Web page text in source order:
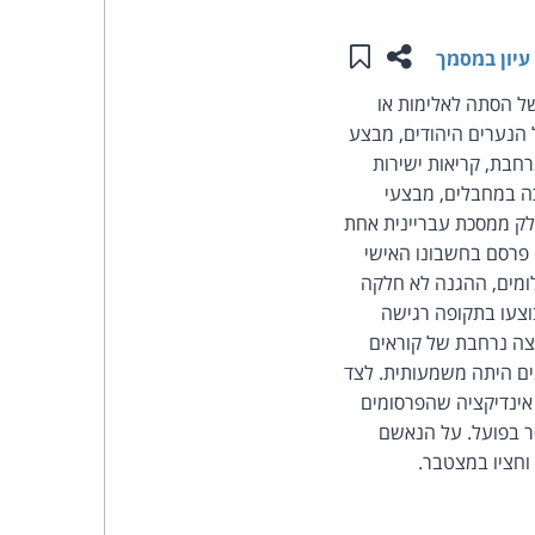
שתפו עמוד זה
שמור ב"תכנים שלי"
עיון במסמך
הסתה לאלימות או
(מועד חטיפתם ורציחתם של הנערים היהודים, מבצע
קריאות ישירות
במחבלים, מבצעי
ממסכת עבריינית אחת
בחשבונו האישי
ההגנה לא חלקה
בתקופה רגישה
נרחבת של קוראים
היתה משמעותית. לצד
שהפרסומים
מתחם הענישה ההולם הוא בין 9 ועד 25 חודשי מאסר בפועל. על הנאשם